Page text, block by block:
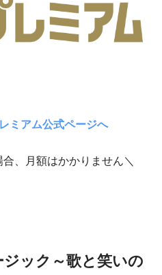
ミアム公式ページへ
、月額はかかりません＼
ジック～歌と笑いの